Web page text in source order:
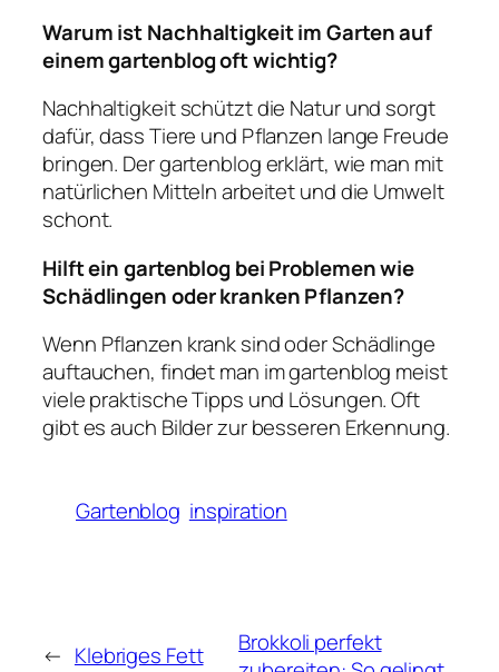
Warum ist Nachhaltigkeit im Garten auf
einem gartenblog oft wichtig?
Nachhaltigkeit schützt die Natur und sorgt
dafür, dass Tiere und Pflanzen lange Freude
bringen. Der gartenblog erklärt, wie man mit
natürlichen Mitteln arbeitet und die Umwelt
schont.
Hilft ein gartenblog bei Problemen wie
Schädlingen oder kranken Pflanzen?
Wenn Pflanzen krank sind oder Schädlinge
auftauchen, findet man im gartenblog meist
viele praktische Tipps und Lösungen. Oft
gibt es auch Bilder zur besseren Erkennung.
Gartenblog inspiration
← Klebriges Fett
Brokkoli perfekt